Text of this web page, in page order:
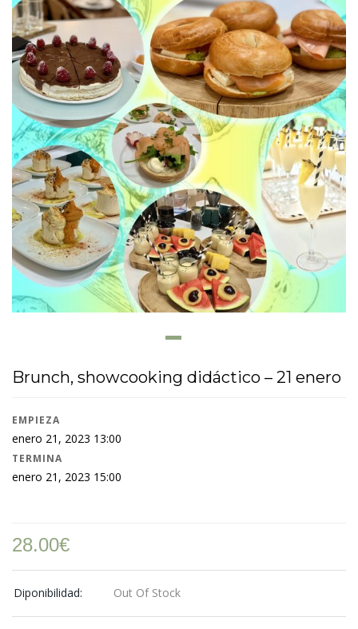
Brunch, showcooking didáctico – 21 enero
EMPIEZA
enero 21, 2023 13:00
TERMINA
enero 21, 2023 15:00
28.00€
Diponibilidad: Out Of Stock